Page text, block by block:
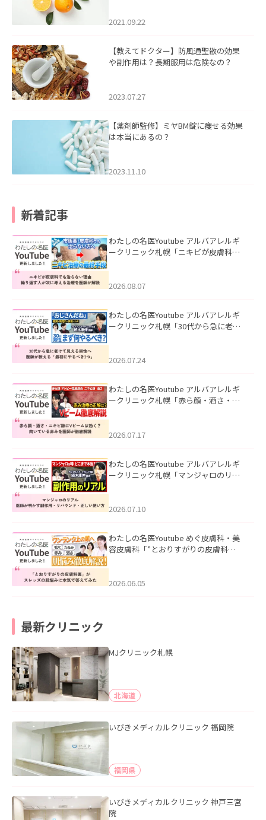
2021.09.22
【教えてドクター】防風通聖散の効果
や副作用は？長期服用は危険なの？
2023.07.27
【薬剤師監修】ミヤBM錠に痩せる効果
は本当にあるの？
2023.11.10
新着記事
わたしの名医Youtube アルバアレルギ
ークリニック札幌「ニキビが皮膚科で
ました。
2026.08.07
わたしの名医Youtube アルバアレルギ
ークリニック札幌「30代から急に老け
た。
2026.07.24
わたしの名医Youtube アルバアレルギ
ークリニック札幌「赤ら顔・酒さ・ニ
した。
2026.07.17
わたしの名医Youtube アルバアレルギ
ークリニック札幌「マンジャロのリア
た。
2026.07.10
わたしの名医Youtube めぐ皮膚科・美
容皮膚科「”とおりすがりの皮膚科
2026.06.05
最新クリニック
MJクリニック札幌
北海道
いびきメディカルクリニック 福岡院
福岡県
いびきメディカルクリニック 神戸三宮
院